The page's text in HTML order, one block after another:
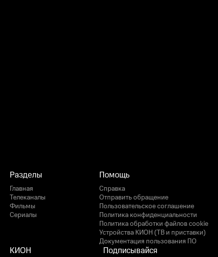
Разделы
Главная
Телеканалы
Фильмы
Сериалы
Помощь
Справка
Отправить обращение
Пользовательское соглашение
Политика конфиденциальности
Политика обработки файлов cookie
Устройства КИОН (ТВ и приставки)
Документация пользования ПО
КИОН Подписывайся